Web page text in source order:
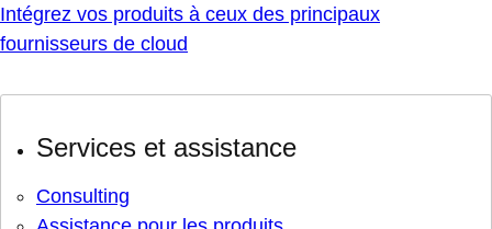
Intégrez vos produits à ceux des principaux
fournisseurs de cloud
Services et assistance
Consulting